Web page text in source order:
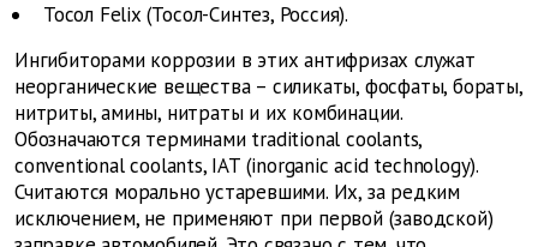
Тосол Felix (Тосол-Синтез, Россия).
Ингибиторами коррозии в этих антифризах служат
неорганические вещества – силикаты, фосфаты, бораты,
нитриты, амины, нитраты и их комбинации.
Обозначаются терминами traditional coolants,
conventional coolants, IAT (inorganic acid technology).
Считаются морально устаревшими. Их, за редким
исключением, не применяют при первой (заводской)